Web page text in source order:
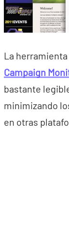
La
Campaign
bastante
minimizando
en otras